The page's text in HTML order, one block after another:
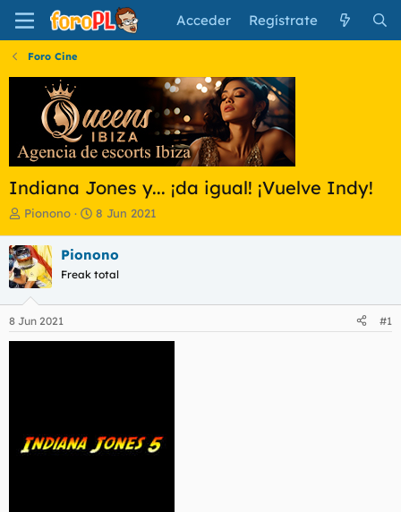
Acceder Regístrate
Foro Cine
Indiana Jones y... ¡da igual! ¡Vuelve Indy!
I
i
c
i
a
d
o
r
m
a
Pionono
F
h
a
e
n
8 Jun 2021
Pionono
Freak total
8 Jun 2021 #1